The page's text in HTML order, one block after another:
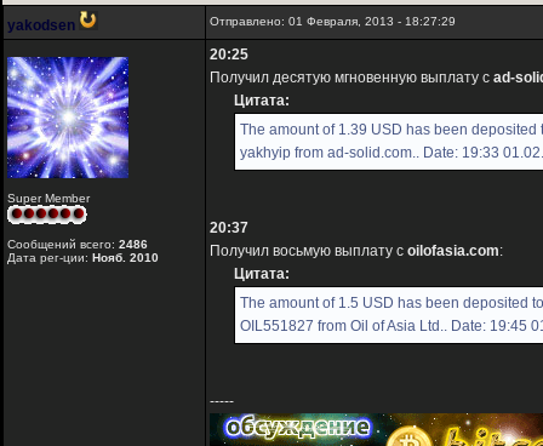
yakodsen Отправлено: 01 Февраля, 2013 - 18:27:29
Super Member
Сообщений всего: 2486
Дата рег-ции: Нояб. 2010
20:25
Получил десятую мгновенную выплату с ad-
Цитата:
The amount of 1.39 USD has been
yakhyip from ad-solid.com.. Date: 19:33
20:37
Получил восьмую выплату с oilofasia.com:
Цитата:
The amount of 1.5 USD has been deposited
OIL551827 from Oil of Asia Ltd.. Date: 19:45
-----